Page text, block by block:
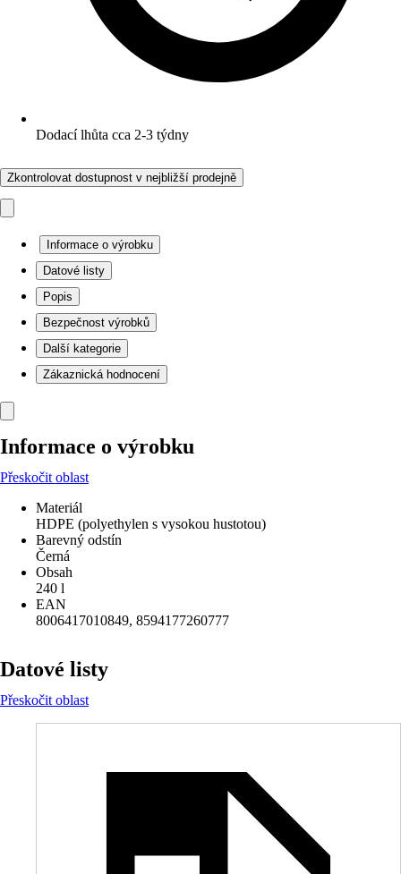
Dodací lhůta cca 2-3 týdny
Zkontrolovat dostupnost v nejbližší prodejně
Informace o výrobku
Datové listy
Popis
Bezpečnost výrobků
Další kategorie
Zákaznická hodnocení
Informace o výrobku
Přeskočit oblast
Materiál
HDPE (polyethylen s vysokou hustotou)
Barevný odstín
Černá
Obsah
240 l
EAN
8006417010849, 8594177260777
Datové listy
Přeskočit oblast